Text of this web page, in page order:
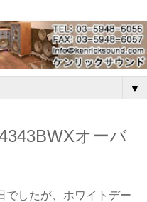
▼
オーバ
でしたが、ホワイトデー